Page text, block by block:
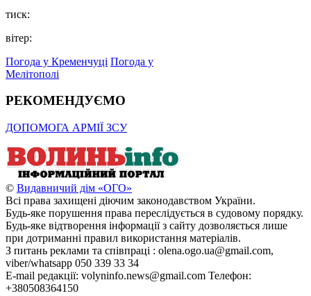
тиск:
вітер:
Погода у Кременчуці Погода у
Мелітополі
РЕКОМЕНДУЄМО
ДОПОМОГА АРМІЇ ЗСУ
© Видавничий дім «ОГО»
Всі права захищені діючим законодавством України.
Будь-яке порушення права переслідується в судовому порядку.
Будь-яке відтворення інформації з сайту дозволяється лише
при дотриманні правил використання матеріалів.
З питань реклами та співпраці : olena.ogo.ua@gmail.com,
viber/whatsapp 050 339 33 34
E-mail редакції: volyninfo.news@gmail.com Телефон:
+380508364150